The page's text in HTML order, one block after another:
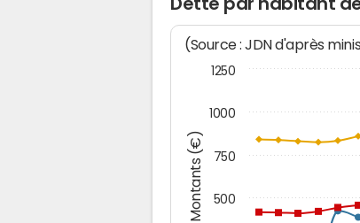
Dette par habitant
Montants (€)
(Source : JDN d'après
500
750
1000
1250